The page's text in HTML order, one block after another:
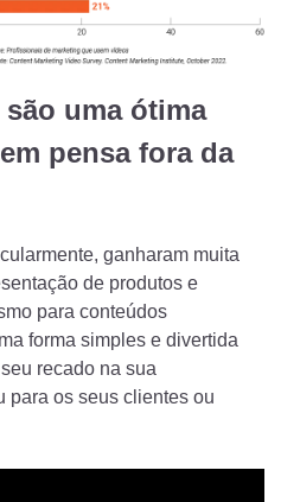
uma ótima
pensa fora da
ganharam muita
de produtos e
para conteúdos
forma simples e divertida
recado na sua
para os seus clientes ou